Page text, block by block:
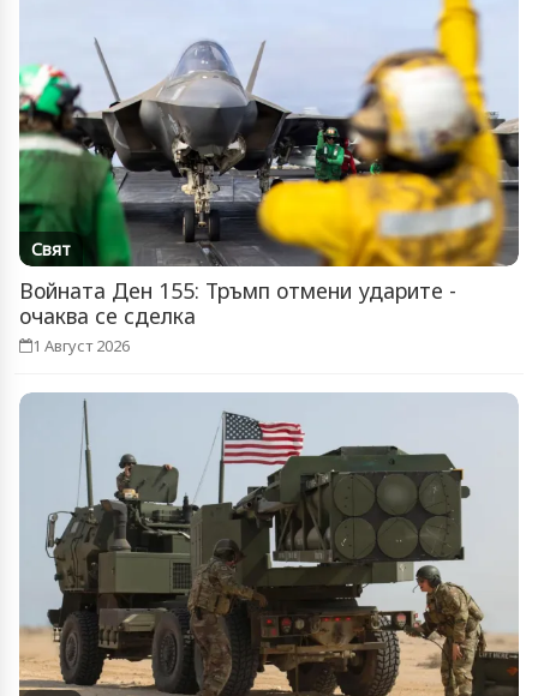
Свят
Войната Ден 155: Тръмп отмени ударите -
очаква се сделка
1 Август 2026